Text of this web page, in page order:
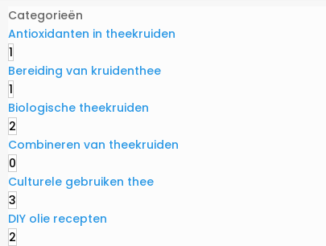
Categorieën
Antioxidanten in theekruiden
1
Bereiding van kruidenthee
1
Biologische theekruiden
2
Combineren van theekruiden
0
Culturele gebruiken thee
3
DIY olie recepten
2